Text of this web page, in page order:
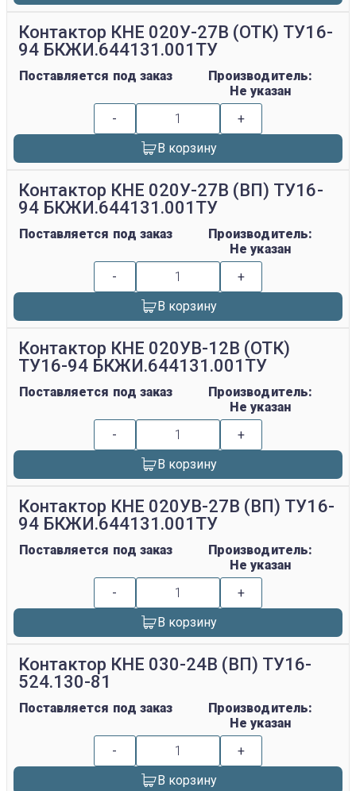
Контактор КНЕ 020У-27В (ОТК) ТУ16-
94 БКЖИ.644131.001ТУ
Поставляется под заказ
Производитель:
Не указан
-
+
В корзину
Контактор КНЕ 020У-27В (ВП) ТУ16-
94 БКЖИ.644131.001ТУ
Поставляется под заказ
Производитель:
Не указан
-
+
В корзину
Контактор КНЕ 020УВ-12В (ОТК)
ТУ16-94 БКЖИ.644131.001ТУ
Поставляется под заказ
Производитель:
Не указан
-
+
В корзину
Контактор КНЕ 020УВ-27В (ВП) ТУ16-
94 БКЖИ.644131.001ТУ
Поставляется под заказ
Производитель:
Не указан
-
+
В корзину
Контактор КНЕ 030-24В (ВП) ТУ16-
524.130-81
Поставляется под заказ
Производитель:
Не указан
-
+
В корзину